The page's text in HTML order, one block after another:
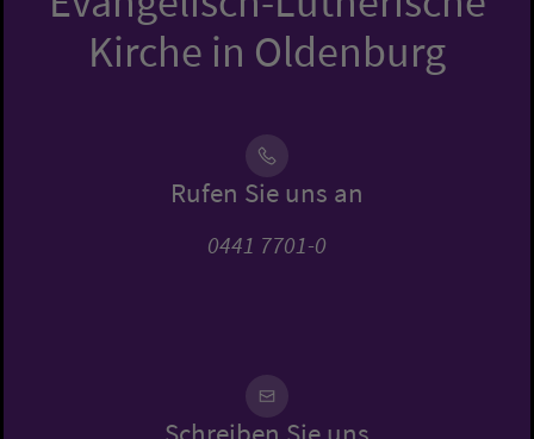
Kirche in Oldenburg
Rufen Sie uns an
0441 7701-0